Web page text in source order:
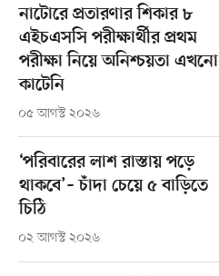
নাটোরে প্রতারণার শিকার ৮
এইচএসসি পরীক্ষার্থীর প্রথম
পরীক্ষা নিয়ে অনিশ্চয়তা এখনো
কাটেনি
০৫ আগস্ট ২০২৬
‘পরিবারের লাশ রাস্তায় পড়ে
থাকবে’– চাঁদা চেয়ে ৫ বাড়িতে
চিঠি
০২ আগস্ট ২০২৬